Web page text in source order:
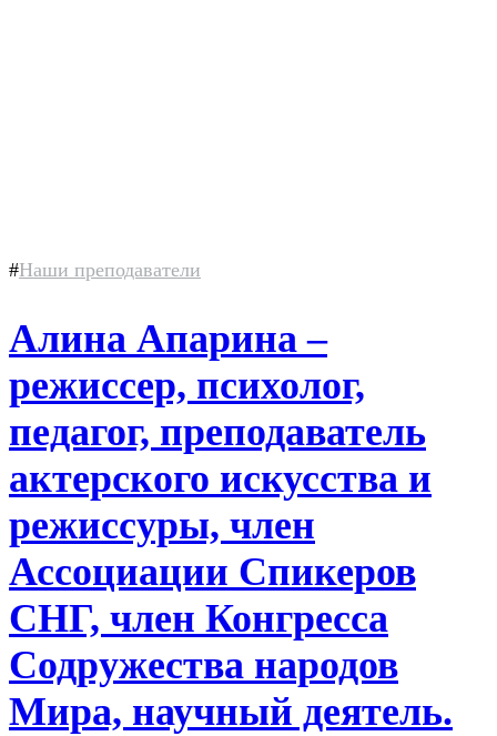
#Наши преподаватели
Алина Апарина –
режиссер, психолог,
педагог, преподаватель
актерского искусства и
режиссуры, член
Ассоциации Спикеров
СНГ, член Конгресса
Содружества народов
Мира, научный деятель.